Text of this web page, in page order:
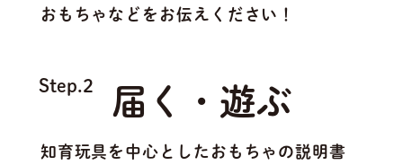
おもちゃなどをお伝えください！
Step.2 届く・遊ぶ
知育玩具を中心としたおもちゃの説明書